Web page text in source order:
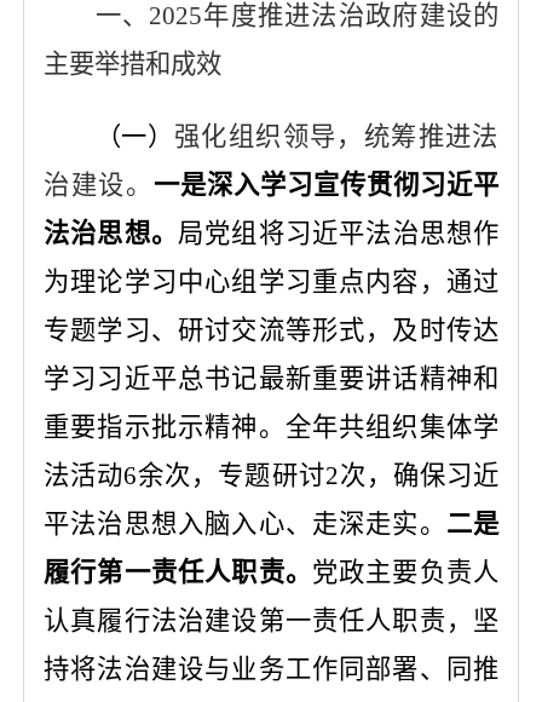
一、 2025年度推进法治政府建设的
主要举措和成效
（一） 强化组织领导，统筹推进法
治建设。 一是深入学习宣传贯彻习近平
法治思想。 局党组将习近平法治思想作
为理论学习中心组学习重点内容，通过
专题学习、研讨交流等形式，及时传达
学习习近平总书记最新重要讲话精神和
重要指示批示精神。全年共组织集体学
法活动6余次，专题研讨2次，确保习近
平法治思想入脑入心、走深走实。 二是
履行第一责任人职责。 党政主要负责人
认真履行法治建设第一责任人职责，坚
持将法治建设与业务工作同部署、同推